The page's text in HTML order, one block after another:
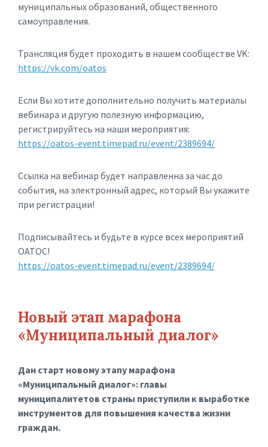
муниципальных образований, общественного
самоуправления.
Трансляция будет проходить в нашем сообществе VK:
https://vk.com/oatos
Если Вы хотите дополнительно получить материалы
вебинара и другую полезную информацию,
регистрируйтесь на наши мероприятия:
https://oatos-event.timepad.ru/event/2389694/
Ссылка на вебинар будет направленна за час до
события, на электронный адрес, который Вы укажите
при регистрации!
Подписывайтесь и будьте в курсе всех мероприятий
ОАТОС!
https://oatos-event.timepad.ru/event/2389694/
Новый этап марафона
«Муниципальный диалог»
Дан старт новому этапу марафона
«Муниципальный диалог»: главы
муниципалитетов страны приступили к выработке
инструментов для повышения качества жизни
граждан.